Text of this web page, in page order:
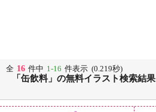
全 16 件中 1-16 件表示 (0.219秒)
「缶飲料」の無料イラスト検索結果